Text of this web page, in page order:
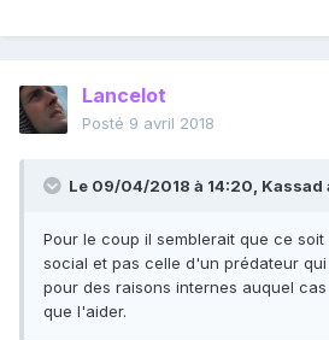
Lancelot
Posté 9 avril 2018
Le 09/04/2018 à 14:20, Kassad
Pour le coup il semblerait que ce
social et pas celle d'un prédateur
pour des raisons internes auquel
que l'aider.